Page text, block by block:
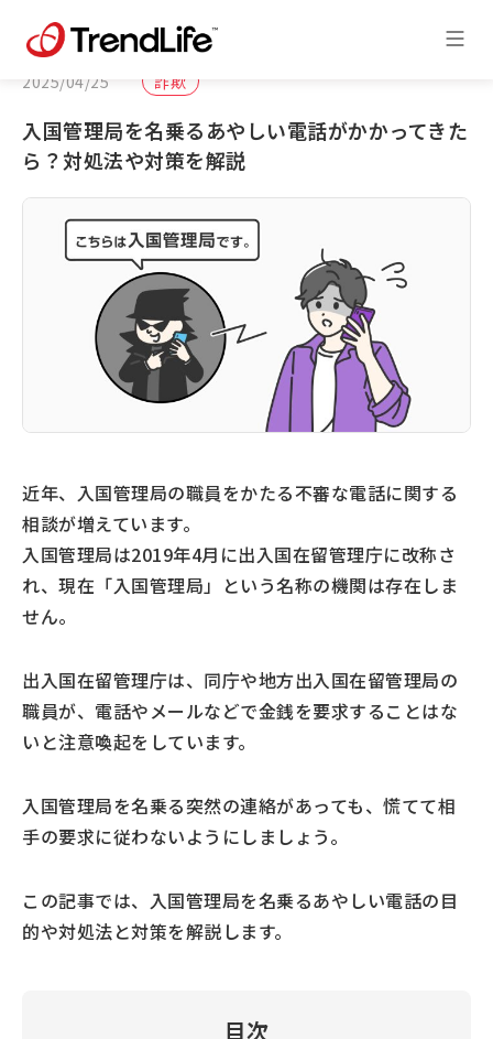
2025/04/25 詐欺
入国管理局を名乗るあやしい電話がかかってきた
ら？対処法や対策を解説
近年、入国管理局の職員をかたる不審な電話に関する
相談が増えています。
入国管理局は2019年4月に出入国在留管理庁に改称さ
れ、現在「入国管理局」という名称の機関は存在しま
せん。
出入国在留管理庁は、同庁や地方出入国在留管理局の
職員が、電話やメールなどで金銭を要求することはな
いと注意喚起をしています。
入国管理局を名乗る突然の連絡があっても、慌てて相
手の要求に従わないようにしましょう。
この記事では、入国管理局を名乗るあやしい電話の目
的や対処法と対策を解説します。
目次